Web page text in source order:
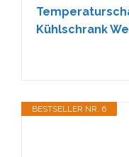
Kühlschrank
BESTSELLER NR. 6